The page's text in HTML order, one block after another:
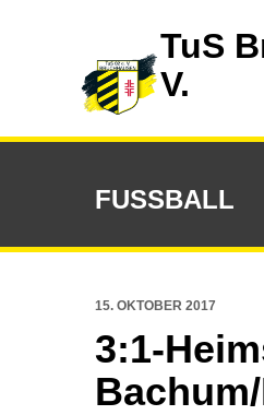
TuS
V.
FUSSBALL
15. OKTOBER 2017
3:1-